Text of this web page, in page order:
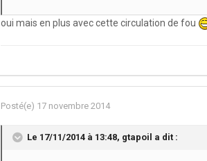
oui mais en plus avec cette circulation de fou
Posté(e) 17 novembre 2014
Le 17/11/2014 à 13:48, gtapoil a dit :